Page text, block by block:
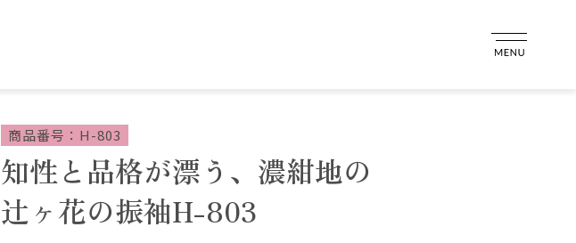
商品番号：H-803
知性と品格が漂う、濃紺地の
辻ヶ花の振袖H-803